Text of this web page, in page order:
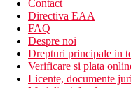
Plaja
plaja cu nisip cu
posibilitatea
potrivit pentru
sezlonguri,
Contact
Directiva EAA
FAQ
Despre noi
Drepturi principale in
Verificare si plata
Licente, documente